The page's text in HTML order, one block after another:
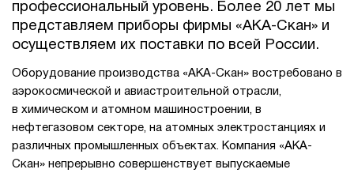
профессиональный уровень. Более 20 лет мы
представляем приборы фирмы «АКА-Скан» и
осуществляем их поставки по всей России.
Оборудование производства «АКА-Скан» востребовано в
аэрокосмической и авиастроительной отрасли,
в химическом и атомном машиностроении, в
нефтегазовом секторе, на атомных электростанциях и
различных промышленных объектах. Компания «АКА-
Скан» непрерывно совершенствует выпускаемые